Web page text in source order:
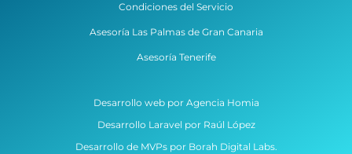
Condiciones del Servicio
Asesoría Las Palmas de Gran Canaria
Asesoría Tenerife
Desarrollo web por Agencia Homia
Desarrollo Laravel por Raúl López
Desarrollo de MVPs por Borah Digital Labs.